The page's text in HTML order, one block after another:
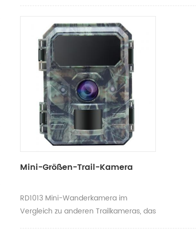
Mini-Größen-Trail-Kamera
RD1013 Mini-Wanderkamera im
Vergleich zu anderen Trailkameras, das